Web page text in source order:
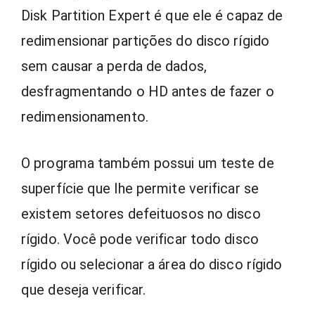
Disk Partition Expert é que ele é capaz de
redimensionar partições do disco rígido
sem causar a perda de dados,
desfragmentando o HD antes de fazer o
redimensionamento.
O programa também possui um teste de
superfície que lhe permite verificar se
existem setores defeituosos no disco
rígido. Você pode verificar todo disco
rígido ou selecionar a área do disco rígido
que deseja verificar.